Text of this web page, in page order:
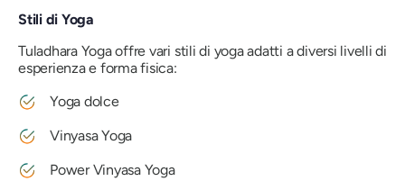
Stili di Yoga
Tuladhara Yoga offre vari stili di yoga adatti a diversi livelli di
esperienza e forma fisica:
Yoga dolce
Vinyasa Yoga
Power Vinyasa Yoga